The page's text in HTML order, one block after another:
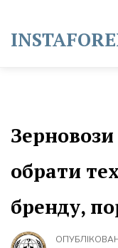
content
обрати
бренду,